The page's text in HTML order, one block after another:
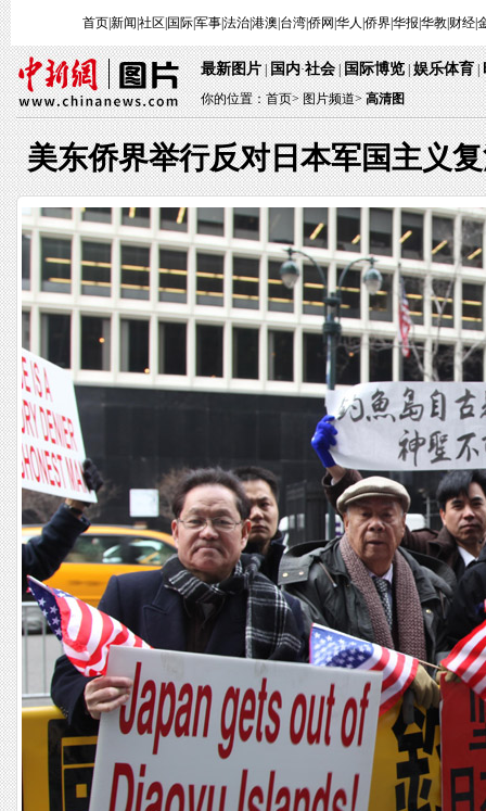
首页|新闻 社区 国际|军事|法治|港澳 台湾|侨网 华人 侨界|华报 华教| 财经|
最新图片|国内·社会|国际博览|娱乐体育|
你的位置：首页>图片频道> 高清图
美东侨界举行反对日本军国主义